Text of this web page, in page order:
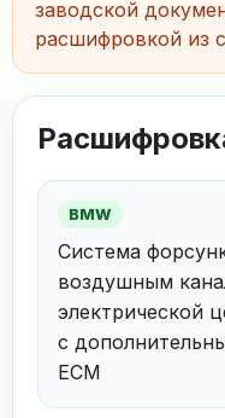
заводской
расшифровкой из
BMW
Система
воздушным
электрической
с
ECM